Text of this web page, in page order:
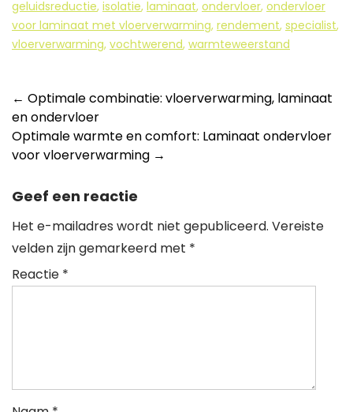
geluidsreductie, isolatie, laminaat, ondervloer, ondervloer
voor laminaat met vloerverwarming, rendement, specialist,
vloerverwarming, vochtwerend, warmteweerstand
Berichtnavigatie
← Optimale combinatie: vloerverwarming, laminaat
en ondervloer
Optimale warmte en comfort: Laminaat ondervloer
voor vloerverwarming →
Geef een reactie
Het e-mailadres wordt niet gepubliceerd. Vereiste
velden zijn gemarkeerd met *
Reactie *